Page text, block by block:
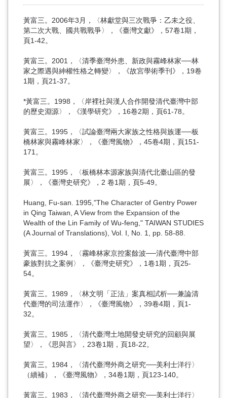
黃富三。2006年3月，〈林獻堂與三次戰爭：乙未之役、
第二次大戰、國共戰戰爭〉，《臺灣文獻》，57卷1期，
頁1-42。
黃富三。2001，〈清季臺灣外患、新政與霧峰林家──林
家之際遇與紳權性格之轉變〉，《故宮學術季刊》，19卷
1期，頁21-37。
*黃富三。1998，〈岸裡社與漢人合作開發清代臺灣中部
的歷史淵源〉，《漢學研究》，16卷2期，頁61-78。
黃富三。1995，〈試論臺灣兩大家族之性格與族運──板
橋林家與霧峰林家〉，《臺灣風物》，45卷4期，頁151-
171。
黃富三。1995，〈板橋林本源家族與清代北臺山區的發
展〉，《臺灣史研究》，2 卷1期，頁5-49。
Huang, Fu-san. 1995,"The Character of Gentry Power
in Qing Taiwan, A View from the Expansion of the
Wealth of the Lin Family of Wu-feng," TAIWAN STUDIES
(A Journal of Translations), Vol. I, No. 1, pp. 58-88.
黃富三。1994，〈霧峰林家京控案餘波──清代臺灣中部
豪族對抗之案例〉，《臺灣史研究》，1卷1期，頁25-
54。
黃富三。1989，〈林文明「正法」案真相試析──兼論清
代臺灣的司法運作〉，《臺灣風物》，39卷4期，頁1-
32。
黃富三。1985，〈清代臺灣土地開發史研究的回顧與展
望〉，《思與言》，23卷1期，頁18-22。
黃富三。1984，〈清代臺灣外商之研究──美利士洋行〉
（續補），《臺灣風物》，34卷1期，頁123-140。
黃富三。1983，〈清代臺灣外商之研究──美利士洋行〉